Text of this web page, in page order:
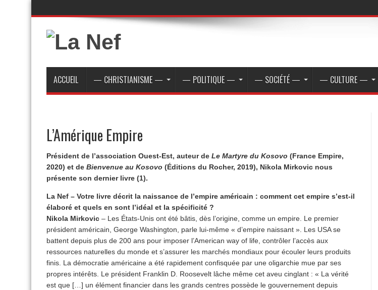
ACCUEIL — CHRISTIANISME — — POLITIQUE — — SOCIÉTÉ — — CULTURE —
L’Amérique Empire
Président de l’association Ouest-Est, auteur de Le Martyre du Kosovo (France Empire,
2020) et de Bienvenue au Kosovo (Éditions du Rocher, 2019), Nikola Mirkovic nous
présente son dernier livre (1).
La Nef – Votre livre décrit la naissance de l’empire américain : comment cet empire s’est-il
élaboré et quels en sont l’idéal et la spécificité ?
Nikola Mirkovic – Les États-Unis ont été bâtis, dès l’origine, comme un empire. Le premier
président américain, George Washington, parle lui-même « d’empire naissant ». Les USA se
battent depuis plus de 200 ans pour imposer l’American way of life, contrôler l’accès aux
ressources naturelles du monde et s’assurer les marchés mondiaux pour écouler leurs produits
finis. La démocratie américaine a été rapidement confisquée par une oligarchie mue par ses
propres intérêts. Le président Franklin D. Roosevelt lâche même cet aveu cinglant : « La vérité
est que […] un élément financier dans les grands centres possède le gouvernement depuis